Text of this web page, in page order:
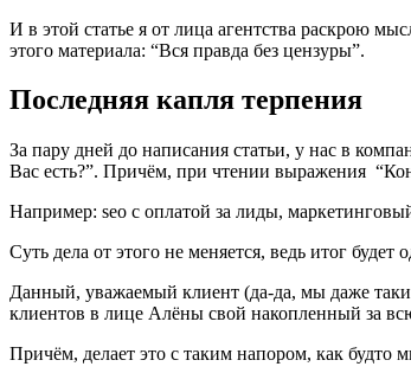
И в этой статье я от лица агентства раскрою
этого материала: “Вся правда без цензуры”.
Последняя капля терпения
За пару дней до написания статьи, у нас в
Вас есть?”. Причём, при чтении выражения
Например: seo с оплатой за лиды,
Суть дела от этого не меняется, ведь итог
Данный, уважаемый клиент (да-да, мы даже
клиентов в лице Алёны свой накопленный за
Причём, делает это с таким напором, как